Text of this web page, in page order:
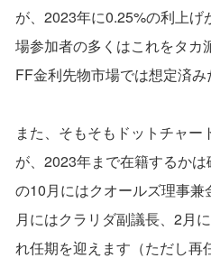
が、2023年に0.25%の利上
場参加者の多くはこれをタカ
FF金利先物市場では想定済み
また、そもそもドットチャ
が、2023年まで在籍するか
の10月にはクオールズ理事
月にはクラリダ副議長、2月
れ任期を迎えます（ただし再